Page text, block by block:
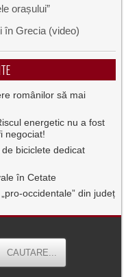
orașului”
în Grecia (video)
românilor să mai
energetic nu a fost
negociat!
biciclete dedicat
în Cetate
occidentale” din județ